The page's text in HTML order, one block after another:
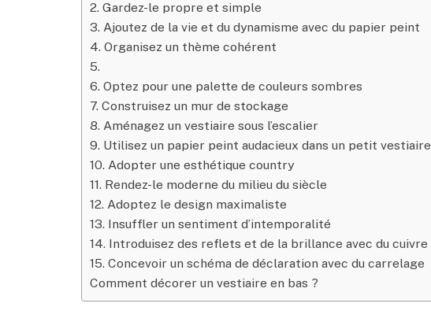
2. Gardez-le propre et simple
3. Ajoutez de la vie et du dynamisme avec du papier peint
4. Organisez un thème cohérent
5.
6. Optez pour une palette de couleurs sombres
7. Construisez un mur de stockage
8. Aménagez un vestiaire sous l’escalier
9. Utilisez un papier peint audacieux dans un petit vestiaire
10. Adopter une esthétique country
11. Rendez-le moderne du milieu du siècle
12. Adoptez le design maximaliste
13. Insuffler un sentiment d’intemporalité
14. Introduisez des reflets et de la brillance avec du cuivre
15. Concevoir un schéma de déclaration avec du carrelage
Comment décorer un vestiaire en bas ?